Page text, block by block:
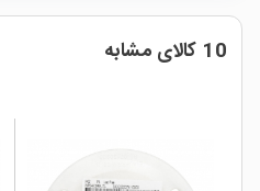
10 کالای مشابه